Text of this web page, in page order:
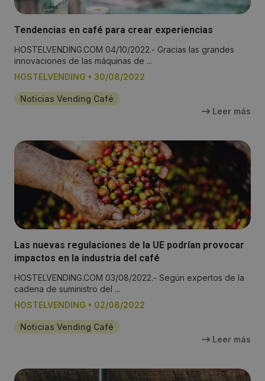
Tendencias en café para crear experiencias
HOSTELVENDING.COM 04/10/2022.- Gracias las grandes
innovaciones de las máquinas de ...
HOSTELVENDING • 30/08/2022
Noticias Vending Café
Leer más
Las nuevas regulaciones de la UE podrían provocar
impactos en la industria del café
HOSTELVENDING.COM 03/08/2022.- Según expertos de la
cadena de suministro del ...
HOSTELVENDING • 02/08/2022
Noticias Vending Café
Leer más